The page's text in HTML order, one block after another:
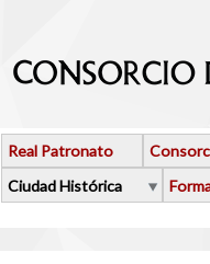
Real Patronato
Ciudad Histórica